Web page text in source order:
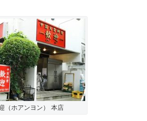
（ホアンヨン） 本店